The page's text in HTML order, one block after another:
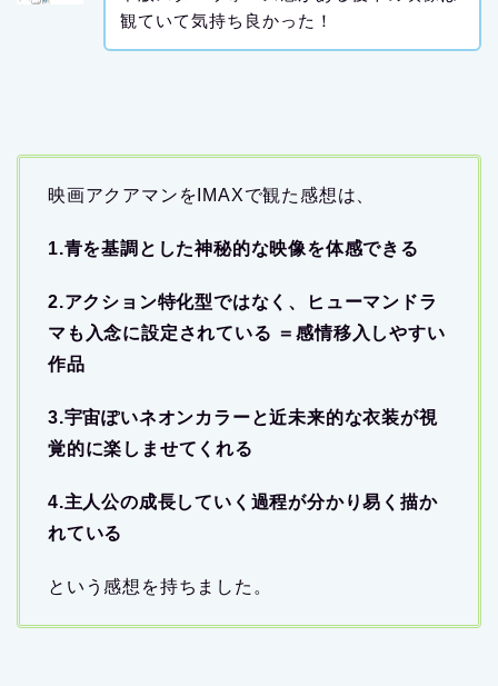
観ていて気持ち良かった！
映画アクアマンをIMAXで観た感想は、
1.青を基調とした神秘的な映像を体感できる
2.アクション特化型ではなく、ヒューマンドラ
マも入念に設定されている ＝感情移入しやすい
作品
3.宇宙ぽいネオンカラーと近未来的な衣装が視
覚的に楽しませてくれる
4.主人公の成長していく過程が分かり易く描か
れている
という感想を持ちました。